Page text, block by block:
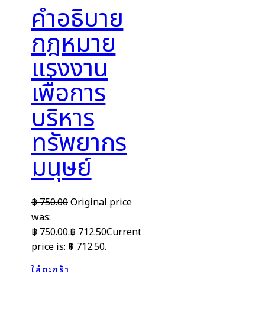
คำอธิบาย
กฎหมาย
แรงงาน
เพื่อการ
บริหาร
ทรัพยากร
มนุษย์
฿750.00Original price
was:
฿ 750.00.฿ 712.50Current
price is: ฿ 712.50.
ใส่ตะกร้า